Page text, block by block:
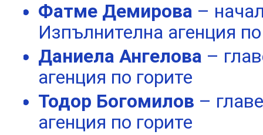
Фатме Демирова –
Изпълнителна агенция
Даниела Ангелова –
агенция по горите
Тодор Богомилов –
агенция по горите